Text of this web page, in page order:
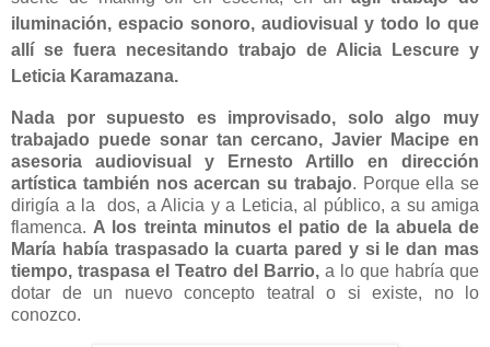
iluminación, espacio sonoro, audiovisual y todo lo que
allí se fuera necesitando trabajo de Alicia Lescure y
Leticia Karamazana.
Nada por supuesto es improvisado, solo algo muy
trabajado puede sonar tan cercano, Javier Macipe en
asesoria audiovisual y Ernesto Artillo en dirección
artística también nos acercan su trabajo. Porque ella se
dirigía a la
dos, a Alicia y a Leticia, al público, a su amiga
flamenca. A los treinta minutos el patio de la abuela de
María había traspasado la cuarta pared y si le dan mas
tiempo, traspasa el Teatro del Barrio, a lo que habría que
dotar de un nuevo concepto teatral o si existe, no lo
conozco.